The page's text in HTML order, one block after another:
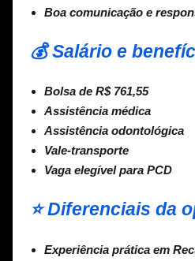
Boa comunicação e
💰 Salário e
Bolsa de R$ 761,55
Assistência médica
Assistência odontológica
Vale-transporte
Vaga elegível para PCD
⭐ Diferenciais da
Experiência prática em